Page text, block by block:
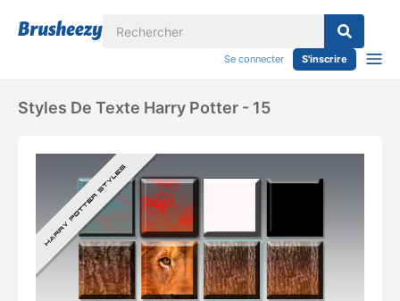
Se connecter S'inscrire
Styles De Texte Harry Potter - 15